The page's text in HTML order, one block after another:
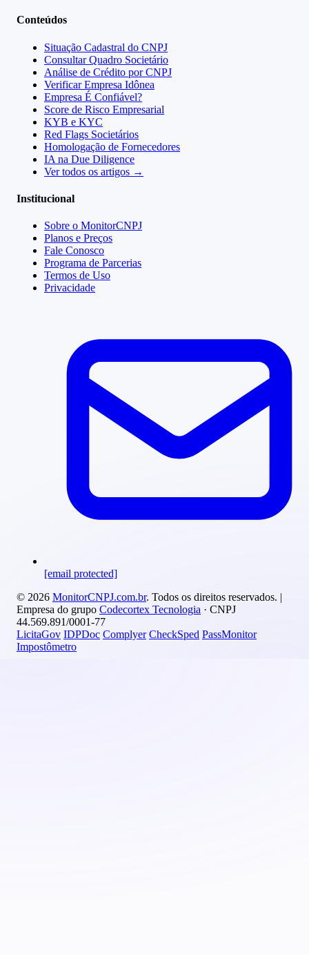
Conteúdos
Situação Cadastral do CNPJ
Consultar Quadro Societário
Análise de Crédito por CNPJ
Verificar Empresa Idônea
Empresa É Confiável?
Score de Risco Empresarial
KYB e KYC
Red Flags Societários
Homologação de Fornecedores
IA na Due Diligence
Ver todos os artigos →
Institucional
Sobre o MonitorCNPJ
Planos e Preços
Fale Conosco
Programa de Parcerias
Termos de Uso
Privacidade
[email protected]
© 2026 MonitorCNPJ.com.br. Todos os direitos reservados. |
Empresa do grupo Codecortex Tecnologia · CNPJ
44.569.891/0001-77
LicitaGov IDPDoc Complyer CheckSped PassMonitor
Impostômetro